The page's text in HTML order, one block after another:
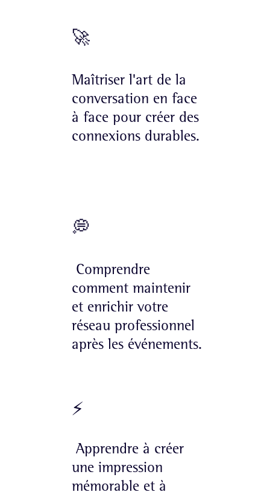
🚀
Maîtriser l'art de la
conversation en face
à face pour créer des
connexions durables.
💭
Comprendre
comment maintenir
et enrichir votre
réseau professionnel
après les événements.
⚡️
Apprendre à créer
une impression
mémorable et à